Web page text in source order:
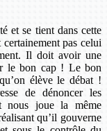
et se tient dans cette
pas celui
Il doit avoir une
le bon cap ! Le bon
élève le débat !
de dénoncer les
nous joue la même
qu’il gouverne